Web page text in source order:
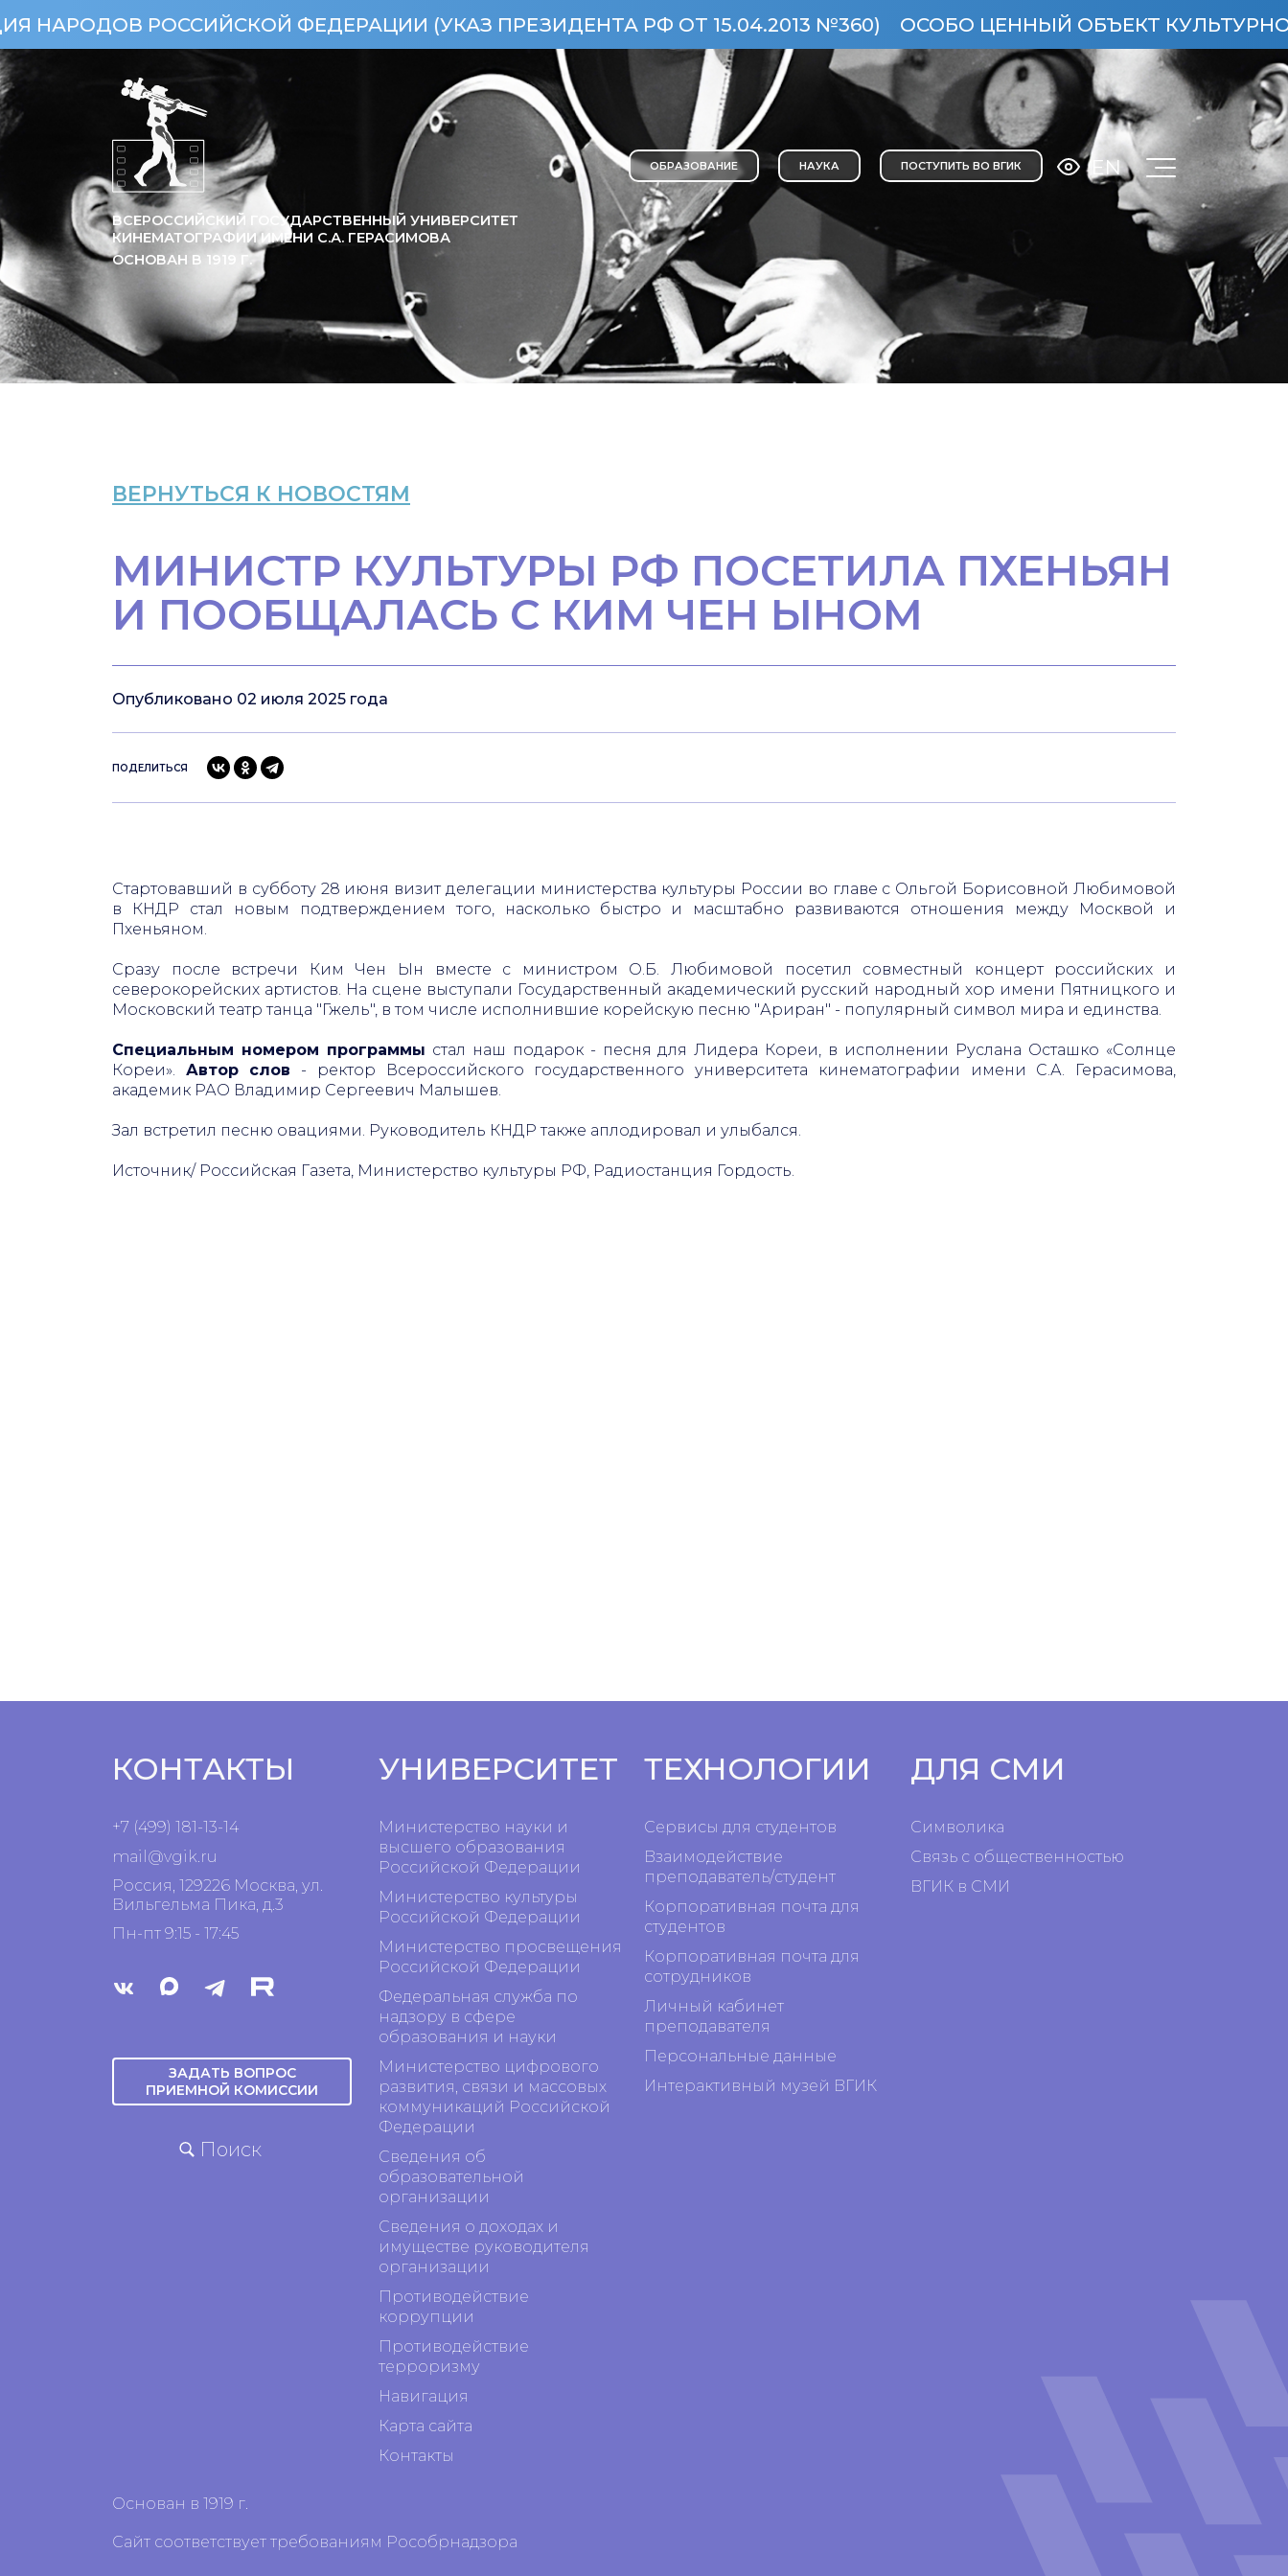
РОССИЙСКОЙ ФЕДЕРАЦИИ (УКАЗ ПРЕЗИДЕНТА РФ ОТ 15.04.2013 №360) ОСОБО ЦЕННЫЙ ОБЪЕКТ КУЛЬТУРНОГО
ВСЕРОССИЙСКИЙ ГОСУДАРСТВЕННЫЙ УНИВЕРСИТЕТ
КИНЕМАТОГРАФИИ ИМЕНИ С.А. ГЕРАСИМОВА
ОСНОВАН В 1919 Г.
ОБРАЗОВАНИЕ НАУКА ПОСТУПИТЬ ВО ВГИК EN
ВЕРНУТЬСЯ К НОВОСТЯМ
МИНИСТР КУЛЬТУРЫ РФ ПОСЕТИЛА ПХЕНЬЯН
И ПООБЩАЛАСЬ С КИМ ЧЕН ЫНОМ
Опубликовано 02 июля 2025 года
ПОДЕЛИТЬСЯ
Стартовавший в субботу 28 июня визит делегации министерства культуры России во главе с Ольгой Борисовной Любимовой
в КНДР стал новым подтверждением того, насколько быстро и масштабно развиваются отношения между Москвой и
Пхеньяном.
Сразу после встречи Ким Чен Ын вместе с министром О.Б. Любимовой посетил совместный концерт российских и
северокорейских артистов. На сцене выступали Государственный академический русский народный хор имени Пятницкого и
Московский театр танца "Гжель", в том числе исполнившие корейскую песню "Ариран" - популярный символ мира и единства.
Специальным номером программы стал наш подарок - песня для Лидера Кореи, в исполнении Руслана Осташко «Солнце
Кореи». Автор слов - ректор Всероссийского государственного университета кинематографии имени С.А. Герасимова,
академик РАО Владимир Сергеевич Малышев.
Зал встретил песню овациями. Руководитель КНДР также аплодировал и улыбался.
Источник/ Российская Газета, Министерство культуры РФ, Радиостанция Гордость.
КОНТАКТЫ
+7 (499) 181-13-14
mail@vgik.ru
Россия, 129226 Москва, ул.
Вильгельма Пика, д.3
Пн-пт 9:15 - 17:45
ЗАДАТЬ ВОПРОС
ПРИЕМНОЙ КОМИССИИ
Поиск
УНИВЕРСИТЕТ
Министерство науки и
высшего образования
Российской Федерации
Министерство культуры
Российской Федерации
Министерство просвещения
Российской Федерации
Федеральная служба по
надзору в сфере
образования и науки
Министерство цифрового
развития, связи и массовых
коммуникаций Российской
Федерации
Сведения об
образовательной
организации
Сведения о доходах и
имуществе руководителя
организации
Противодействие
коррупции
Противодействие
терроризму
Навигация
Карта сайта
Контакты
ТЕХНОЛОГИИ
Сервисы для студентов
Взаимодействие
преподаватель/студент
Корпоративная почта для
студентов
Корпоративная почта для
сотрудников
Личный кабинет
преподавателя
Персональные данные
Интерактивный музей ВГИК
ДЛЯ СМИ
Символика
Связь с общественностью
ВГИК в СМИ
Основан в 1919 г.
Сайт соответствует требованиям Рособрнадзора